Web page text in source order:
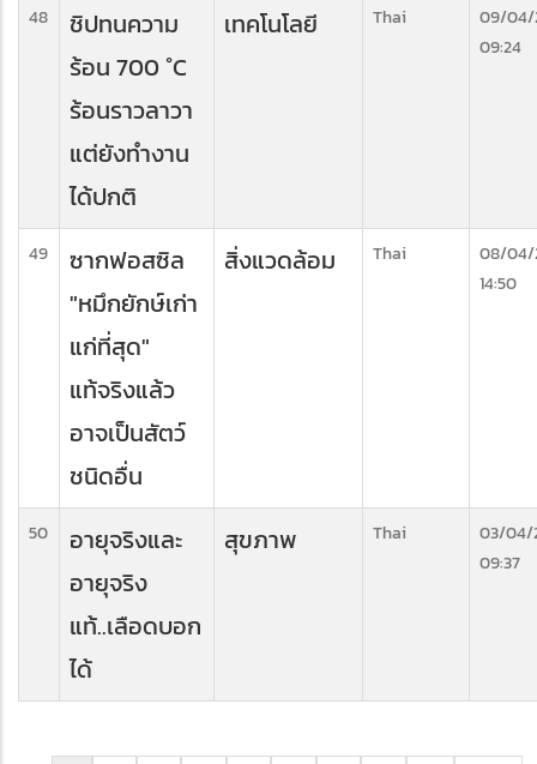
48
ชิปทนความ
ร้อน 700 °C
ร้อนราวลาวา
แต่ยังทำงาน
ได้ปกติ
เทคโนโลยี Thai
09/04/
09:24
49
ซากฟอสซิล
"หมึกยักษ์เก่า
แก่ที่สุด"
แท้จริงแล้ว
อาจเป็นสัตว์
ชนิดอื่น
สิ่งแวดล้อม Thai
08/04/
14:50
50
อายุจริงและ
อายุจริง
แท้..เลือดบอก
ได้
สุขภาพ Thai
03/04/
09:37